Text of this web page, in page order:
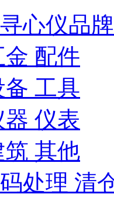
心仪品牌
配件
工具
仪表
筑 其他
处理 清